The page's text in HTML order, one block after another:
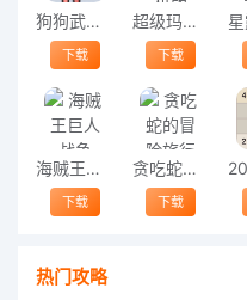
狗狗武士游戏
下载
超级玛丽3手机版
下载
海贼王巨人战争
下载
贪吃蛇的冒险旅行
下载
热门攻略